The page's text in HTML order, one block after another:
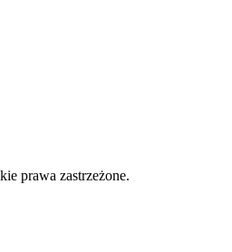
prawa zastrzeżone.